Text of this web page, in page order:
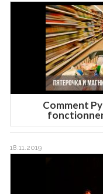
Comment
18.11.2019